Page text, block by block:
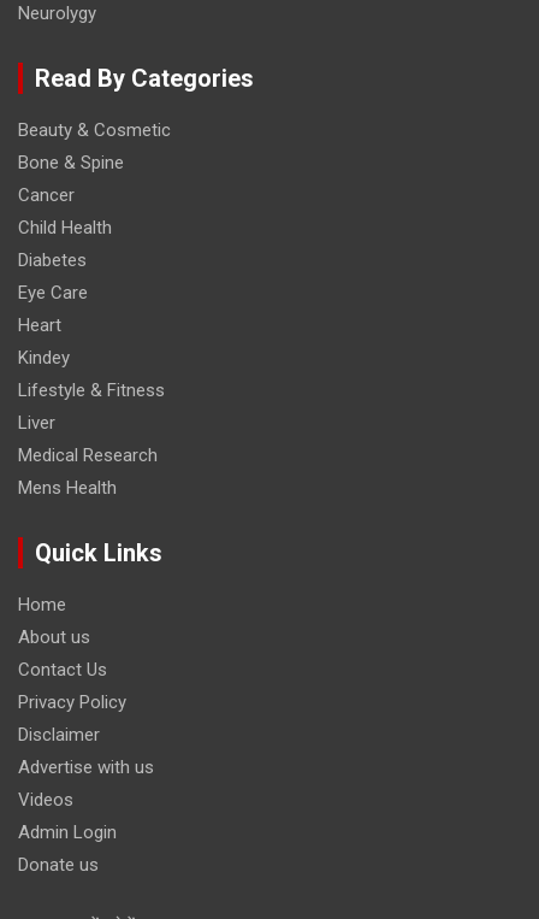
Neurolygy
Read By Categories
Beauty & Cosmetic
Bone & Spine
Cancer
Child Health
Diabetes
Eye Care
Heart
Kindey
Lifestyle & Fitness
Liver
Medical Research
Mens Health
Quick Links
Home
About us
Contact Us
Privacy Policy
Disclaimer
Advertise with us
Videos
Admin Login
Donate us